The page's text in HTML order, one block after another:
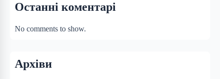
Останні коментарі
No comments to show.
Архіви